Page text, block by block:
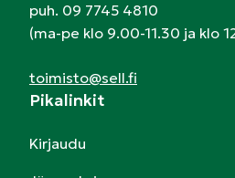
puh. 09 7745 4810
(ma-pe klo 9.00-11.30 ja klo
toimisto@sell.fi
Pikalinkit
Kirjaudu